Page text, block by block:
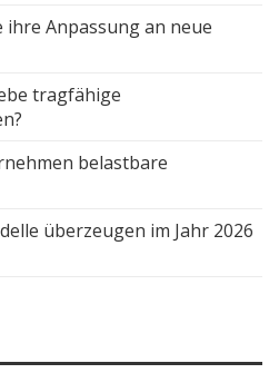
Anpassung an neue
tragfähige
belastbare
überzeugen im Jahr 2026